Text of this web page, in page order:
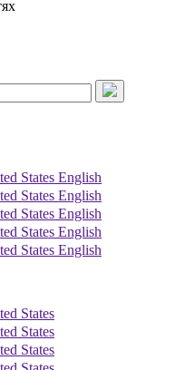
States English
States English
States English
States English
States English
States
States
States